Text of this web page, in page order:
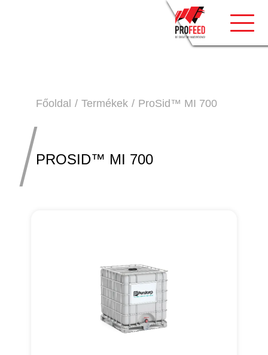
Főoldal Termékek ProSid™ MI 700
PROSID™ MI 700